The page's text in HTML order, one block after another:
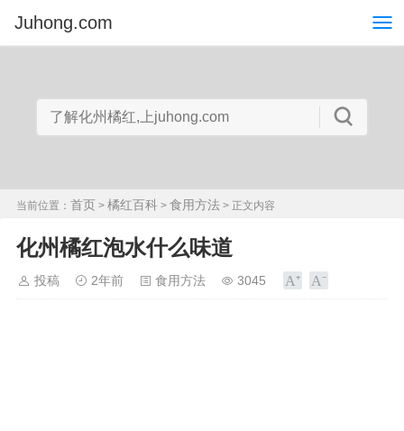
Juhong.com
当前位置： 首页 > 橘红百科 > 食用方法 > 正文内容
化州橘红泡水什么味道
投稿 2年前 食用方法 3045